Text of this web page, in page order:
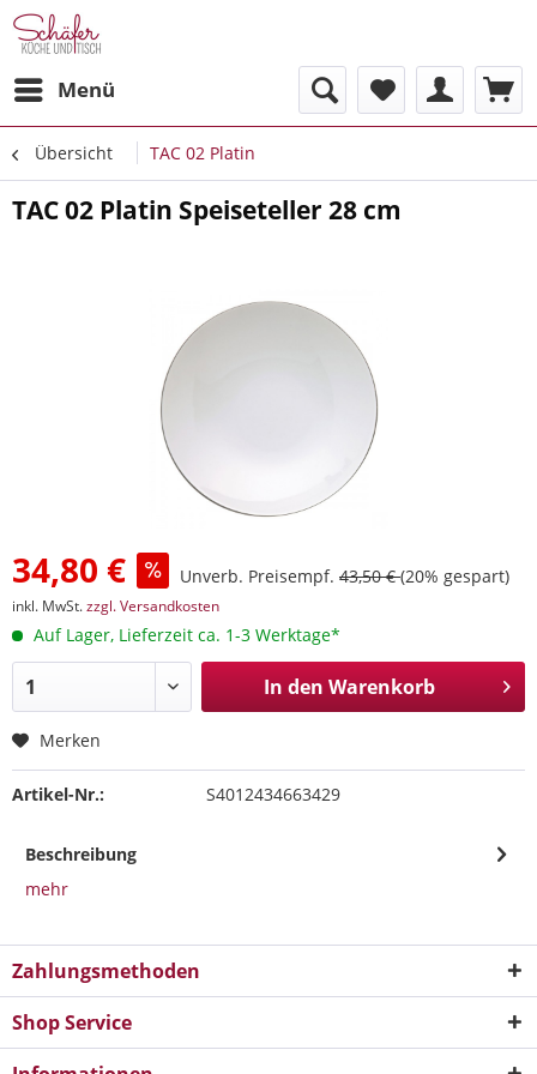
Menü
Übersicht TAC 02 Platin
TAC 02 Platin Speiseteller 28 cm
34,80 € Unverb. Preisempf. 43,50 €(20% gespart)
inkl. MwSt.zzgl. Versandkosten
Auf Lager, Lieferzeit ca. 1-3 Werktage*
In den Warenkorb
Merken
Artikel-Nr.: S4012434663429
Beschreibung
mehr
Zahlungsmethoden
Shop Service